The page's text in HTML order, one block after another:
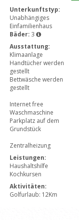
Unterkunftstyp:
Unabhängiges
Einfamilienhaus
Bäder: 3
Ausstattung:
Klimaanlage
Handtücher werden
gestellt
Bettwäsche werden
gestellt
Internet free
Waschmaschine
Parkplatz auf dem
Grundstück
Zentralheizung
Leistungen:
Haushaltshilfe
Kochkursen
Aktivitäten:
Golfurlaub: 12Km